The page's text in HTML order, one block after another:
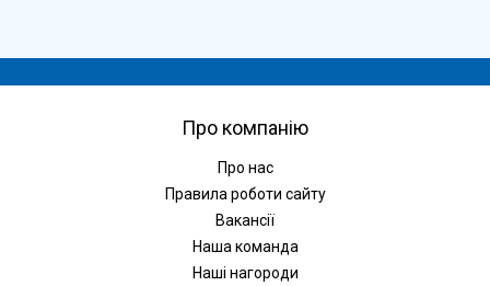
Про компанію
Про нас
Правила роботи сайту
Вакансії
Наша команда
Наші нагороди